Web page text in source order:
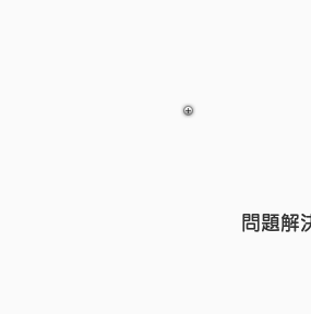
問題解